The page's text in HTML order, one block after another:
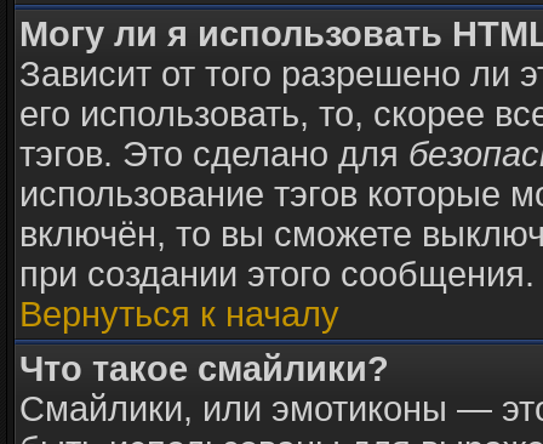
Могу ли я использовать
Зависит от того разрешено ли
его использовать, то, скорее
тэгов. Это сделано для
использование тэгов которые
включён, то вы сможете
при создании этого сообщения.
Вернуться к началу
Что такое смайлики?
Смайлики, или эмотиконы —